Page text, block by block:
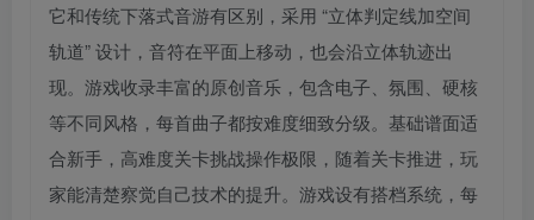
它和传统下落式音游有区别，采用 “立体判定线加空间
轨道” 设计，音符在平面上移动，也会沿立体轨迹出
现。游戏收录丰富的原创音乐，包含电子、氛围、硬核
等不同风格，每首曲子都按难度细致分级。基础谱面适
合新手，高难度关卡挑战操作极限，随着关卡推进，玩
家能清楚察觉自己技术的提升。游戏设有搭档系统，每